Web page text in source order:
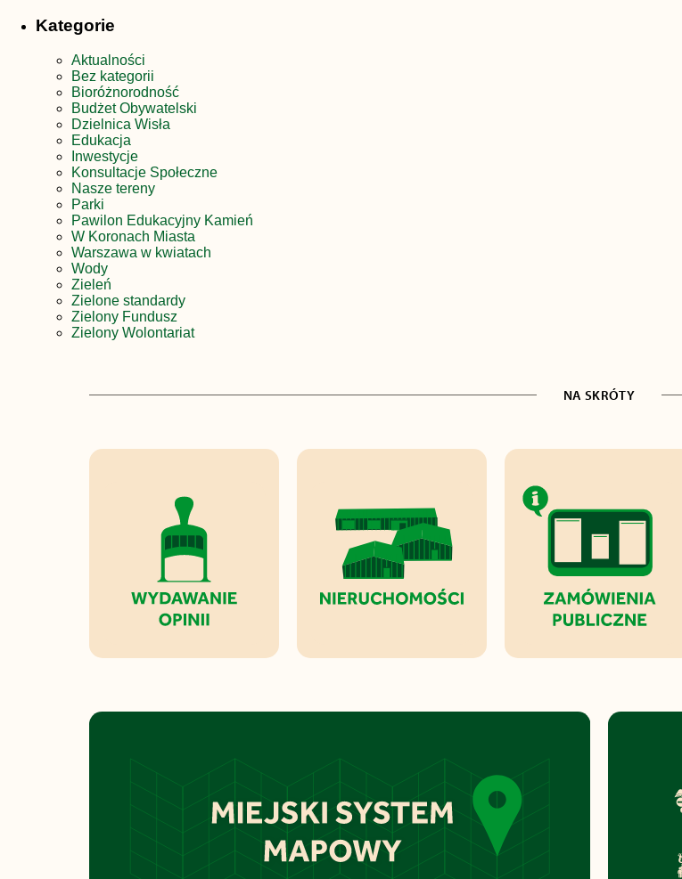
Kategorie
Aktualności
Bez kategorii
Bioróżnorodność
Budżet Obywatelski
Dzielnica Wisła
Edukacja
Inwestycje
Konsultacje Społeczne
Nasze tereny
Parki
Pawilon Edukacyjny Kamień
W Koronach Miasta
Warszawa w kwiatach
Wody
Zieleń
Zielone standardy
Zielony Fundusz
Zielony Wolontariat
NA SKRÓTY